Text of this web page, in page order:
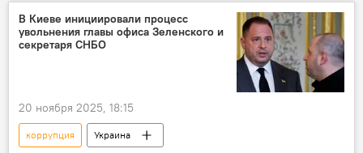
В Киеве инициировали процесс
увольнения главы офиса Зеленского и
секретаря СНБО
20 ноября 2025, 18:15
коррупция Украина